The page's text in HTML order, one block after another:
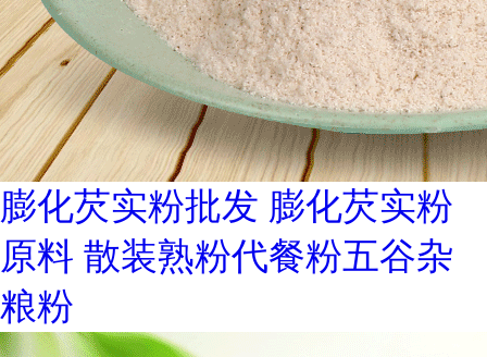
膨化芡实粉批发 膨化芡实粉
原料 散装熟粉代餐粉五谷杂
粮粉